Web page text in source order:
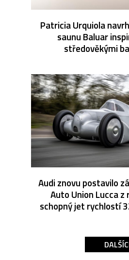
Patricia Urquiola
saunu Baluar
středověkými
Audi znovu postavilo
Auto Union Lucca
schopný jet rychlostí